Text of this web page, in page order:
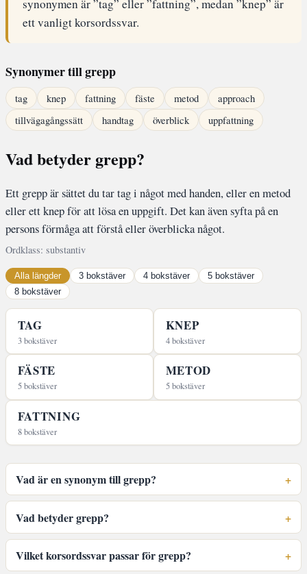
synonymen är ”tag” eller ”fattning”, medan ”knep” är
ett vanligt korsordssvar.
Synonymer till grepp
tag knep fattning fäste metod
approach
tillvägagångssätt
handtag överblick uppfattning
Vad betyder grepp?
Ett grepp är sättet du tar tag i något med handen, eller en metod
eller ett knep för att lösa en uppgift. Det kan även syfta på en
persons förmåga att förstå eller överblicka något.
Ordklass: substantiv
Alla längder 3 bokstäver 4 bokstäver
5 bokstäver
8 bokstäver
TAG
3 bokstäver
KNEP
4 bokstäver
FÄSTE
5 bokstäver
METOD
5 bokstäver
FATTNING
8 bokstäver
Vad är en synonym till grepp?
Vad betyder grepp?
Vilket korsordssvar passar för grepp?